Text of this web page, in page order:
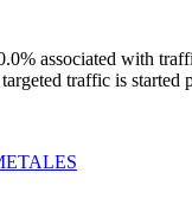
associated with
traffic is